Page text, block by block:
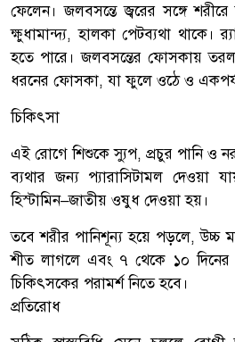
ফেলেন। জলবসন্তে জ্বরের সঙ্গে শরীরে
ক্ষুধামান্দ্য, হালকা পেটব্যথা থাকে।
হতে পারে। জলবসন্তের ফোসকায়
ধরনের ফোসকা, যা ফুলে ওঠে ও
চিকিৎসা
এই রোগে শিশুকে স্যুপ, প্রচুর পানি ও
ব্যথার জন্য প্যারাসিটামল দেওয়া
হিস্টামিন–জাতীয় ওষুধ দেওয়া হয়।
তবে শরীর পানিশূন্য হয়ে পড়লে, উচ্চ
শীত লাগলে এবং ৭ থেকে ১০ দিনের
চিকিৎসকের পরামর্শ নিতে হবে।
প্রতিরোধ